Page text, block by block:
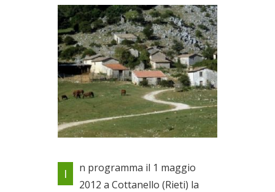
Il 01/05/2012
I
n programma il 1 maggio
2012 a Cottanello (Rieti) la